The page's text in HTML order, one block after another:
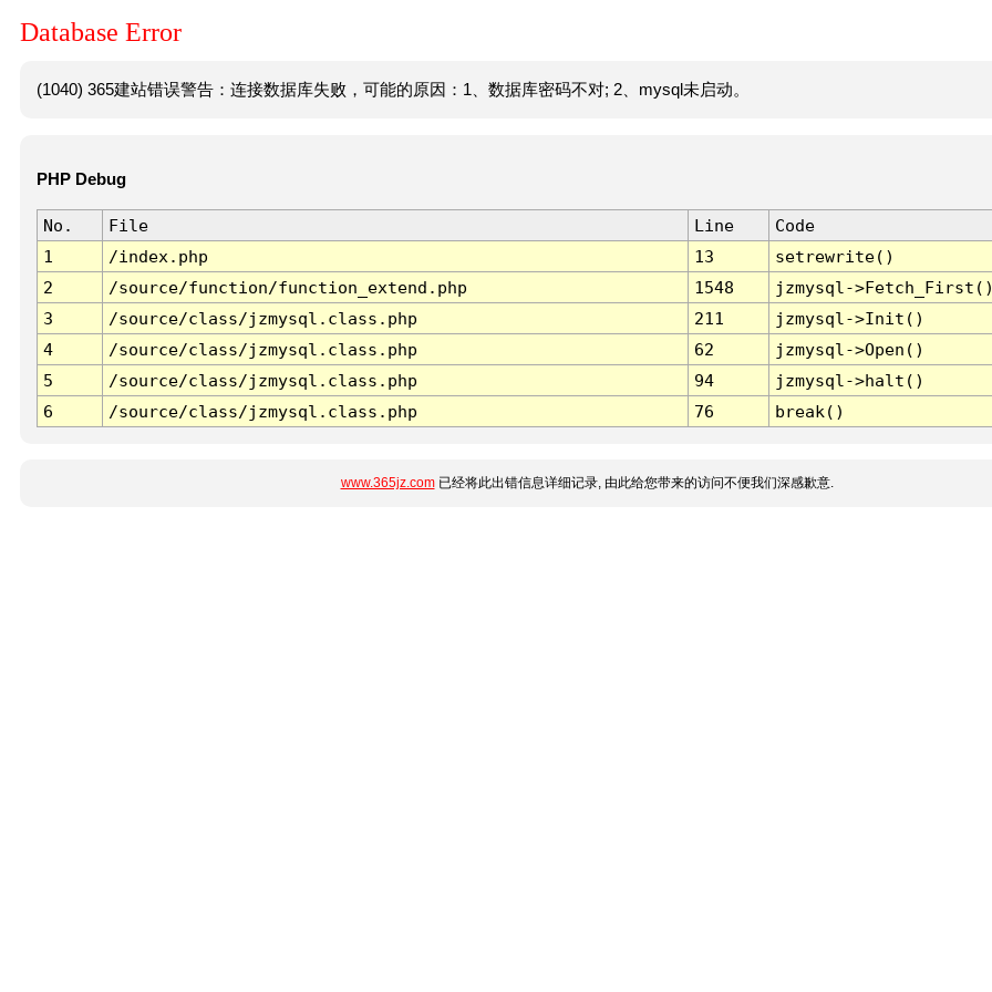
Database Error
(1040) 365建站错误警告：连接数据库失败，可能的原因：1、数据库密码不对; 2、mysql未启动。
PHP Debug
No. File Line
Code
1
/index.php 13
setrewrite()
2
/source/function/function_extend.php 1548
jzmysql-
3
/source/class/jzmysql.class.php 211
jzmysql->Init()
4
/source/class/jzmysql.class.php 62
jzmysql->Open()
5
/source/class/jzmysql.class.php 94
jzmysql->halt()
6
/source/class/jzmysql.class.php 76 break()
www.365jz.com已经将此出错信息详细记录, 由此给您带来的访问不便我们深感歉意.